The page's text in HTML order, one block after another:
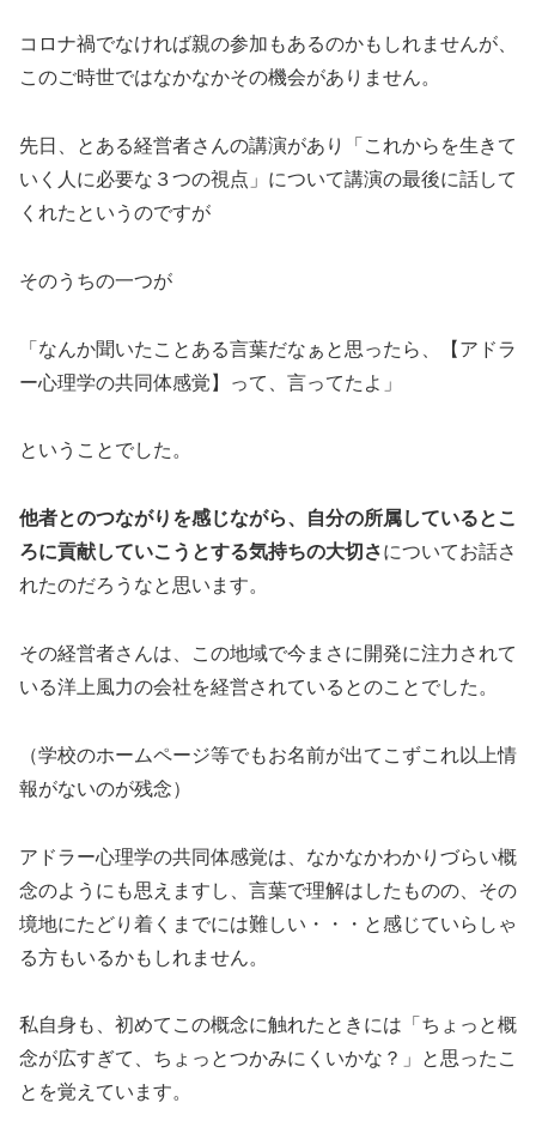
コロナ禍でなければ親の参加もあるのかもしれませんが、
このご時世ではなかなかその機会がありません。
先日、とある経営者さんの講演があり「これからを生きて
いく人に必要な３つの視点」について講演の最後に話して
くれたというのですが
そのうちの一つが
「なんか聞いたことある言葉だなぁと思ったら、【アドラ
ー心理学の共同体感覚】って、言ってたよ」
ということでした。
他者とのつながりを感じながら、自分の所属しているとこ
ろに貢献していこうとする気持ちの大切さについてお話さ
れたのだろうなと思います。
その経営者さんは、この地域で今まさに開発に注力されて
いる洋上風力の会社を経営されているとのことでした。
（学校のホームページ等でもお名前が出てこずこれ以上情
報がないのが残念）
アドラー心理学の共同体感覚は、なかなかわかりづらい概
念のようにも思えますし、言葉で理解はしたものの、その
境地にたどり着くまでには難しい・・・と感じていらしゃ
る方もいるかもしれません。
私自身も、初めてこの概念に触れたときには「ちょっと概
念が広すぎて、ちょっとつかみにくいかな？」と思ったこ
とを覚えています。